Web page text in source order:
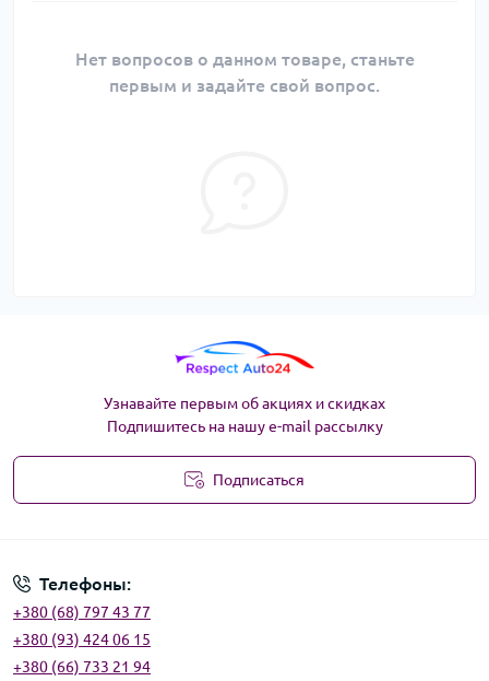
Нет вопросов о данном товаре, станьте
первым и задайте свой вопрос.
Узнавайте первым об акциях и скидках
Подпишитесь на нашу e-mail рассылку
Подписаться
Телефоны:
+380 (68) 797 43 77
+380 (93) 424 06 15
+380 (66) 733 21 94